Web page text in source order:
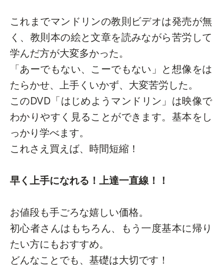
これまでマンドリンの教則ビデオは発売が無
く、教則本の絵と文章を読みながら苦労して
学んだ方が大変多かった。
「あーでもない、こーでもない」と想像をは
たらかせ、上手くいかず、大変苦労した。
このDVD「はじめようマンドリン」は映像で
わかりやすく見ることができます。基本をし
っかり学べます。
これさえ買えば、時間短縮！
早く上手になれる！上達一直線！！
お値段も手ごろな嬉しい価格。
初心者さんはもちろん、もう一度基本に帰り
たい方にもおすすめ。
どんなことでも、基礎は大切です！